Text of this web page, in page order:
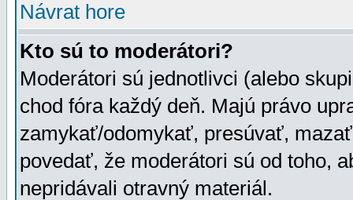
Návrat hore
Kto sú to moderátori?
Moderátori sú jednotlivci (alebo
chod fóra každý deň. Majú právo
zamykať/odomykať, presúvať,
povedať, že moderátori sú od toho,
nepridávali otravný materiál.